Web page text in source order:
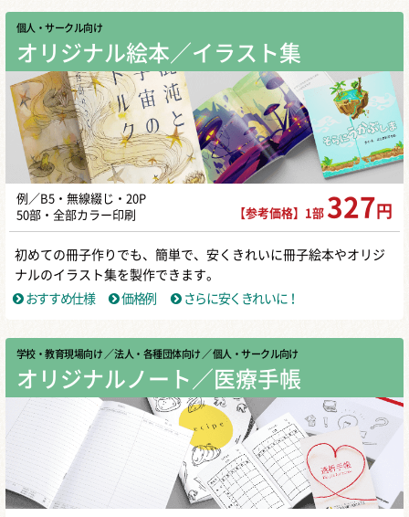
個人・サークル向け
オリジナル絵本／イラスト集
例／B5・無線綴じ・20P
50部・全部カラー印刷
【参考価格】1部 327 円
初めての冊子作りでも、簡単で、安くきれいに冊子絵本やオリジ
ナルのイラスト集を製作できます。
おすすめ仕様
価格例 さらに安くきれいに！
学校・教育現場向け ／ 法人・各種団体向け ／ 個人・サークル向け
オリジナルノート／医療手帳